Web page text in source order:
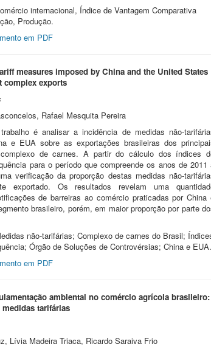
internacional, Índice de Vantagem Comparativa
Produção.
em PDF
measures imposed by China and the United States
complex exports
Rafael Mesquita Pereira
é analisar a incidência de medidas não-
e EUA sobre as exportações brasileiras dos
de carnes. A partir do cálculo dos índices
para o período que compreende os anos de 2011
verificação da proporção destas medidas não-
exportado. Os resultados revelam uma
de barreiras ao comércio praticadas por China
brasileiro, porém, em maior proporção por parte
não-tarifárias; Complexo de carnes do Brasil;
Órgão de Soluções de Controvérsias; China e EUA.
em PDF
ambiental no comércio agrícola brasileiro:
tarifárias
Lívia Madeira Triaca, Ricardo Saraiva Frio